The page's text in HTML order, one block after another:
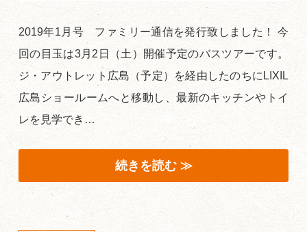
2019年1月号 ファミリー通信を発行致しました！ 今
回の目玉は3月2日（土）開催予定のバスツアーです。
ジ・アウトレット広島（予定）を経由したのちにLIXIL
広島ショールームへと移動し、最新のキッチンやトイ
レを見学でき…
続きを読む ≫